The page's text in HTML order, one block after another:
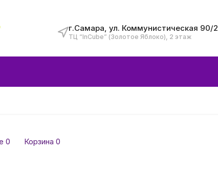
г.Самара, ул. Коммунистическая 90/2
ТЦ “InCube” (Золотое Яблоко), 2 этаж
0 Корзина 0